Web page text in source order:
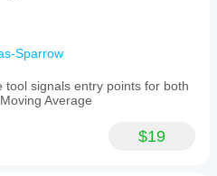
Sparrow
tool signals entry points for both
Average
$19